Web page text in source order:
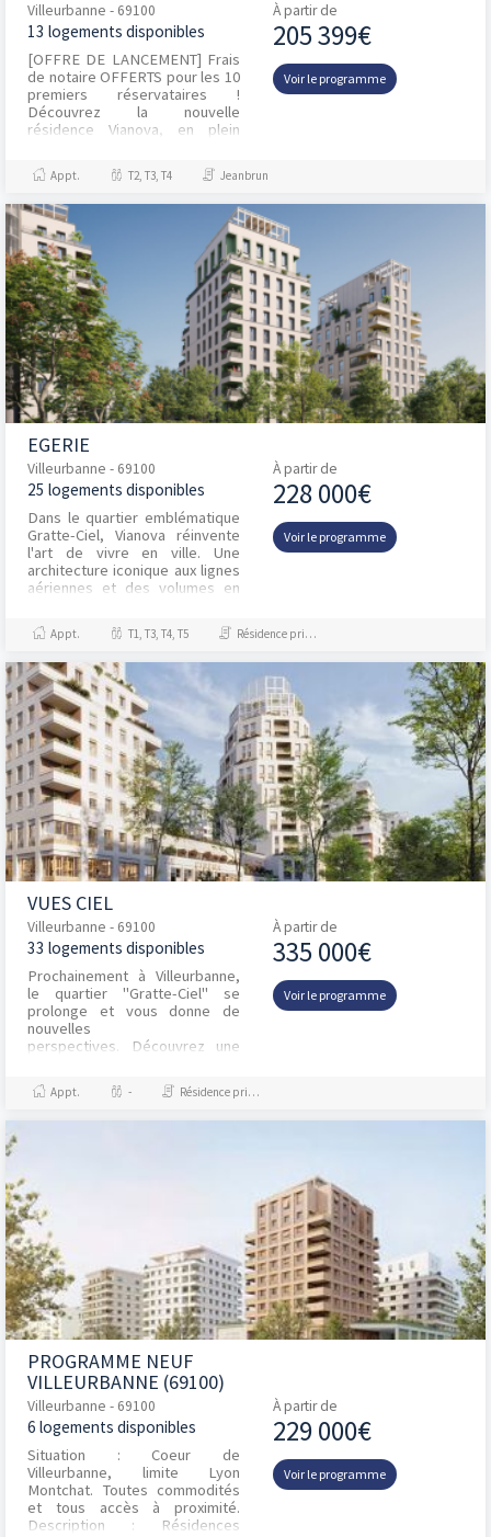
Villeurbanne - 69100
13 logements disponibles
[OFFRE DE LANCEMENT] Frais
de notaire OFFERTS pour les 10
premiers réservataires !
Découvrez la nouvelle
résidence Vianova, en plein
Située dans un environnemen...
À partir de
205 399€
Voir le programme
Appt. T2, T3, T4 Jeanbrun
EGERIE
Villeurbanne - 69100
25 logements disponibles
Dans le quartier emblématique
Gratte-Ciel, Vianova réinvente
l'art de vivre en ville. Une
architecture iconique aux lignes
aériennes et des volumes en
nature...
À partir de
228 000€
Voir le programme
Appt. T1, T3, T4, T5 Résidence principale / PTZ
VUES CIEL
Villeurbanne - 69100
33 logements disponibles
Prochainement à Villeurbanne,
le quartier "Gratte-Ciel" se
prolonge et vous donne de
nouvelles
perspectives. Découvrez une
vivre urbain. Apparte...
À partir de
335 000€
Voir le programme
Appt. - Résidence principale / PTZ
PROGRAMME NEUF
VILLEURBANNE (69100)
Villeurbanne - 69100
6 logements disponibles
Situation : Coeur de
Villeurbanne, limite Lyon
Montchat. Toutes commodités
et tous accès à proximité.
Description : Résidences
À partir de
229 000€
Voir le programme